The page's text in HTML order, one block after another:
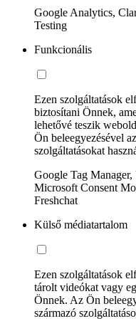
Google Analytics,
Testing
Funkcionális
Ezen szolgáltatások
biztosítani Önnek,
lehetővé teszik
Ön beleegyezésével
szolgáltatásokat
Google Tag
Microsoft Consent
Freshchat
Külső médiatartalom
Ezen szolgáltatások
tárolt videókat vagy
Önnek. Az Ön
származó